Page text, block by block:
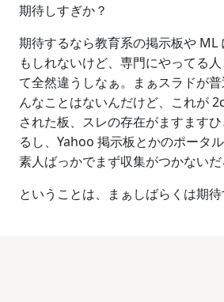
期待しすぎか？
期待するなら教育系の掲示板や ML
もしれないけど、専門にやってる
て全然違うしなぁ。まぁスラドが
んなことはないんだけど、これが
された板、スレの存在がますます
るし、Yahoo 掲示板とかのポータ
素人ばっかでまず収集がつかないだ
ということは、まぁしばらくは期待